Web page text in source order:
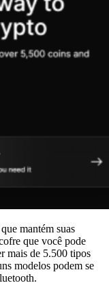
mantém suas
que você pode
mais de 5.500 tipos
modelos podem se